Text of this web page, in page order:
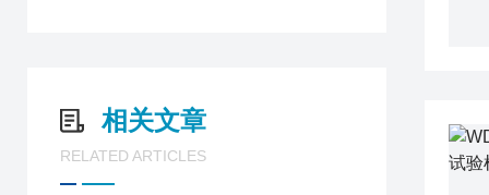
相关文章
RELATED ARTICLES